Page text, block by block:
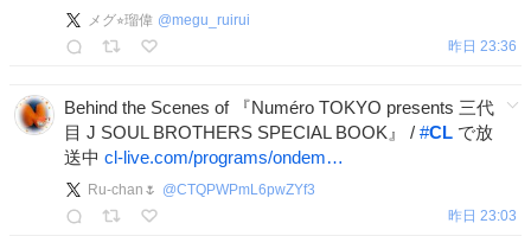
メグ⭐︎瑠偉 @megu_ruirui
昨日 23:36
Behind the Scenes of 『Numéro TOKYO presents 三代
目 J SOUL BROTHERS SPECIAL BOOK』 / #CL で放
送中 cl-live.com/programs/ondem…
Ru-chan🌷 @CTQPWPmL6pwZYf3
昨日 23:03